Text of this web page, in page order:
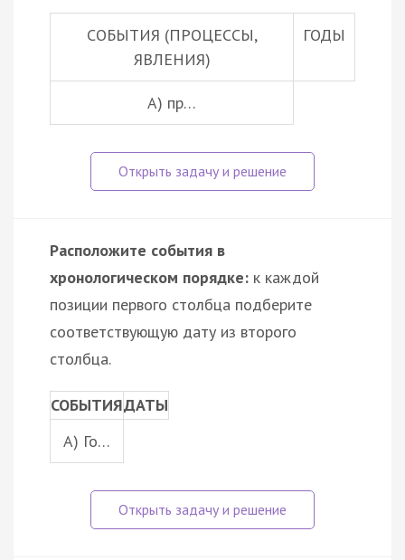
СОБЫТИЯ (ПРОЦЕССЫ,
ЯВЛЕНИЯ)
ГОДЫ
А) пр…
Расположите события в
хронологическом порядке: к каждой
позиции первого столбца подберите
соответствующую дату из второго
столбца.
СОБЫТИЯДАТЫ
A) Го…